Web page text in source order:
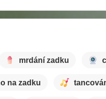
mrdání zadku
na zadku